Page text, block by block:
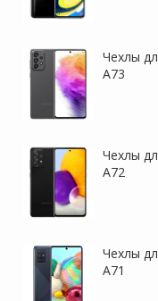
Чехлы
A73
Чехлы
A72
Чехлы
A71